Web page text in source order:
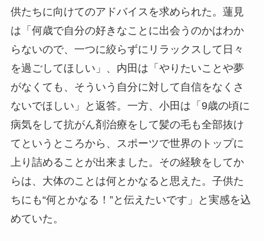
供たちに向けてのアドバイスを求められた。蓮見
は「何歳で自分の好きなことに出会うのかはわか
らないので、一つに絞らずにリラックスして日々
を過ごしてほしい」、内田は「やりたいことや夢
がなくても、そういう自分に対して自信をなくさ
ないでほしい」と返答。一方、小田は「9歳の頃に
病気をして抗がん剤治療をして髪の毛も全部抜け
てというところから、スポーツで世界のトップに
上り詰めることが出来ました。その経験をしてか
らは、大体のことは何とかなると思えた。子供た
ちにも“何とかなる！”と伝えたいです」と実感を込
めていた。